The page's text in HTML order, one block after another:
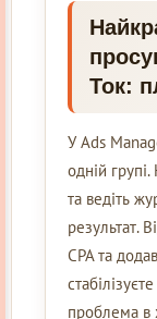
Ток:
У Ads
одній
та ведіть
результат.
CPA та
проблема в